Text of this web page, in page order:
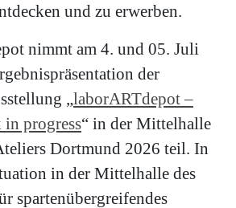
und zu erwerben.
nimmt am 4. und 05. Juli
der
„laborARTdepot –
progress“ in der Mittelhalle
Dortmund 2026 teil. In
in der Mittelhalle des
spartenübergreifendes